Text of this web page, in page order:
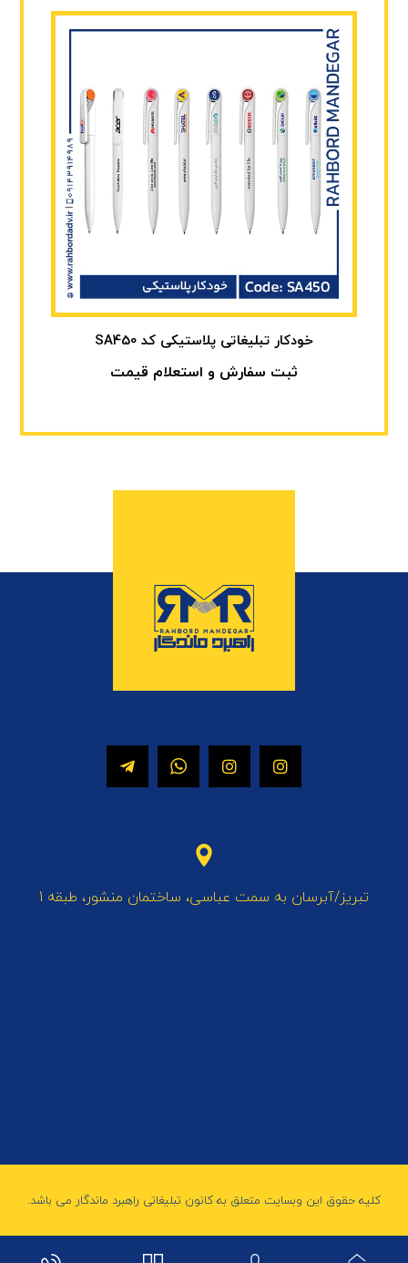
خودکار تبلیغاتی پلاستیکی کد SA450
ثبت سفارش و استعلام قیمت
تبریز/آبرسان به سمت عباسی، ساختمان منشور، طبقه 1
کلیه حقوق این وبسایت متعلق به کانون تبلیغاتی راهبرد ماندگار می باشد.